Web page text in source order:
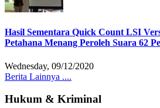
Hasil Sementara Quick Count LSI
Petahana Menang Peroleh Suara 62
Wednesday, 09/12/2020
Berita Lainnya ....
Hukum & Kriminal